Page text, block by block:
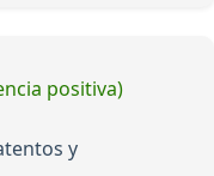
positiva)
y